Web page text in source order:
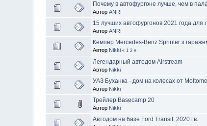
Почему в автофургоне лучше, чем в
АвторANRI
15 лучших автофургонов 2021 года для
АвторANRI
Кемпер Mercedes-Benz Sprinter з
Автор Nikki «1 2 »
Легендарный автодом Airstream
Автор Nikki
УАЗ Буханка - дом на колесах от
Автор Nikki
Трейлер Basecamp 20
Автор Nikki
Автодом на базе Ford Transit, 2020 г.в.